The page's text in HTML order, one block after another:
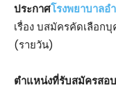
ประกาศโรงพยาบาลอ
เรื่อง บสมัครคัดเลือกบุ
(รายวัน)
ตําแหน่งที่รับสมัครสอ